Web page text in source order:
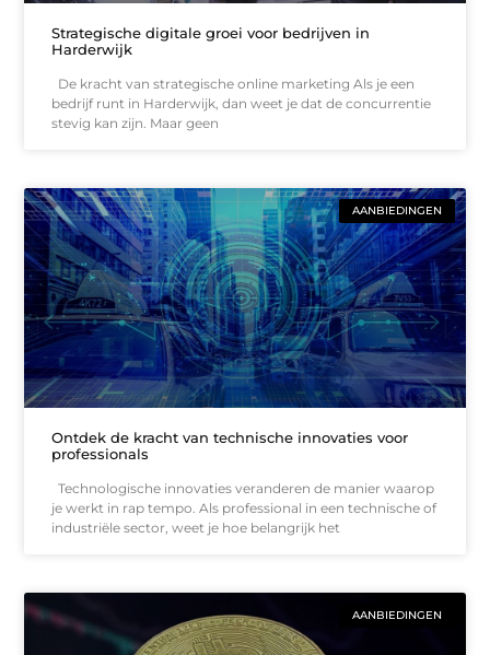
Strategische digitale groei voor bedrijven in
Harderwijk
De kracht van strategische online marketing Als je een
bedrijf runt in Harderwijk, dan weet je dat de concurrentie
stevig kan zijn. Maar geen
AANBIEDINGEN
Ontdek de kracht van technische innovaties voor
professionals
Technologische innovaties veranderen de manier waarop
je werkt in rap tempo. Als professional in een technische of
industriële sector, weet je hoe belangrijk het
AANBIEDINGEN